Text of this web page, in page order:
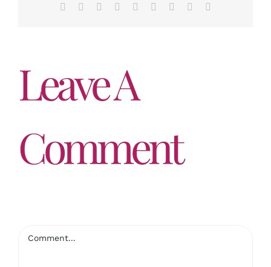
Facebook
TwitterReddit LinkedInWhatsApp
TumblrPinterest
Leave A
Comment